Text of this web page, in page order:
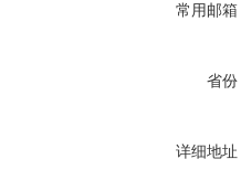
常用邮箱
省份
详细地址